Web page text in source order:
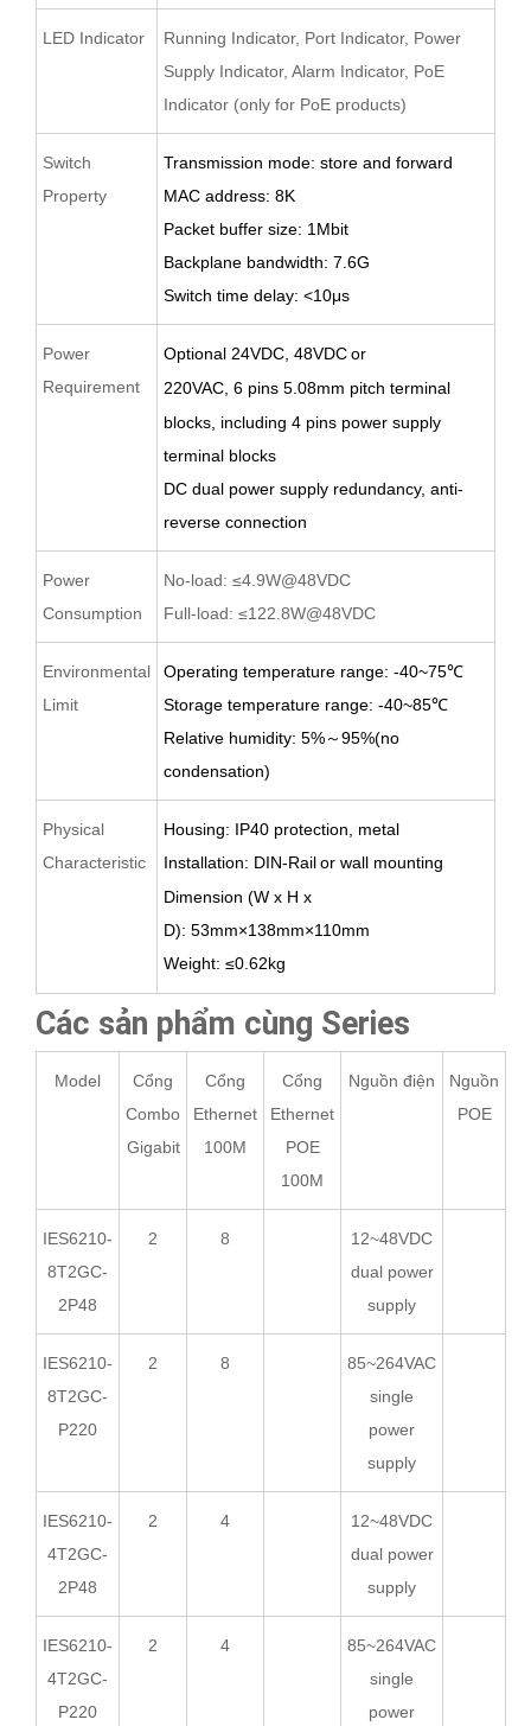
LED Indicator
Running Indicator, Port Indicator, Power
Supply Indicator, Alarm Indicator, PoE
Indicator (only for PoE products)
Switch
Property
Transmission mode: store and forward
MAC address: 8K
Packet buffer size: 1Mbit
Backplane bandwidth: 7.6G
Switch time delay: <10μs
Power
Requirement
Optional 24VDC, 48VDCor
220VAC 6 pins 5.08mm pitch terminal
blocks , including 4 pins power supply
terminal blocks
DC dual power supply redundancy, anti-
reverse connection
Power
Consumption
No-load: ≤4.9W@48VDC
Full-load: ≤122.8W@48VDC
Environmental
Limit
Operating temperature range: -40~75℃
Storage temperature range: -40~85℃
Relative humidity: 5%～95%(no
condensation)
Physical
Characteristic
Housing: IP40 protection, metal
Installation: DIN-Railor wall mounting
Dimension (W x H x
D): 53mm×138mm×110mm
Weight: ≤0.62kg
Các sản phẩm cùng Series
Model
Cổng
Combo
Gigabit
Cổng
Ethernet
100M
Cổng
Ethernet
POE
100M
Nguồn điện
Nguồn
POE
IES6210-
8T2GC-
2P48
2 8
12~48VDC
dual power
supply
IES6210-
8T2GC-
P220
2 8
85~264VAC
single
power
supply
IES6210-
4T2GC-
2P48
2 4
12~48VDC
dual power
supply
IES6210-
4T2GC-
P220
2 4
85~264VAC
single
power